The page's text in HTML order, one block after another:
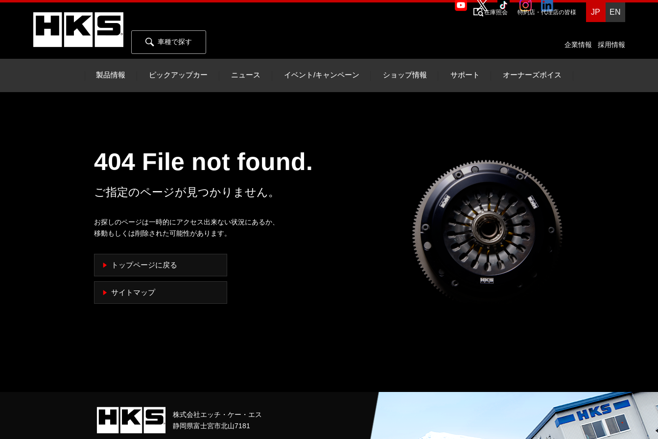
車種で探す 企業情報 採用情報
在庫照会 特約店・代理店の皆様 JP EN
製品情報 ピックアップカー ニュース イベント/キャンペーン ショップ情報 サポート オーナーズボイス
404 File not found.
ご指定のページが見つかりません。
お探しのページは一時的にアクセス出来ない状況にあるか、
移動もしくは削除された可能性があります。
トップページに戻る
サイトマップ
株式会社エッチ・ケー・エス
静岡県富士宮市北山7181